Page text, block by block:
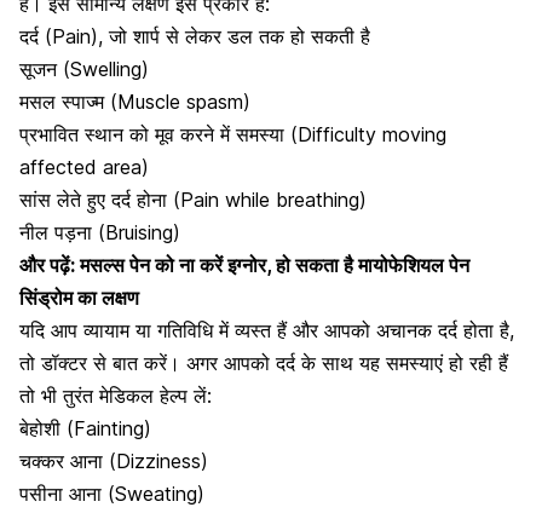
दर्द (Pain), जो शार्प से लेकर डल तक हो सकती है
सूजन (Swelling)
मसल स्पाज्म (Muscle spasm)
प्रभावित स्थान को मूव करने में समस्या (Difficulty moving
affected area)
सांस लेते हुए दर्द होना (Pain while breathing)
नील पड़ना (Bruising)
और पढ़ें:मसल्स पेन को ना करें इग्नोर, हो सकता है मायोफेशियल पेन
सिंड्रोम का लक्षण
यदि आप व्यायाम या गतिविधि में व्यस्त हैं और आपको अचानक दर्द होता है,
तो डॉक्टर से बात करें। अगर आपको दर्द के साथ यह समस्याएं हो रही हैं
तो भी तुरंत मेडिकल हेल्प लें:
बेहोशी (Fainting)
चक्कर आना (Dizziness)
पसीना आना (Sweating)